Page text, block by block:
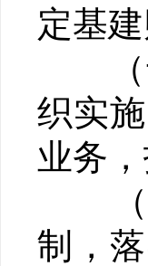
定基
（十
织实
业务
（十
制，